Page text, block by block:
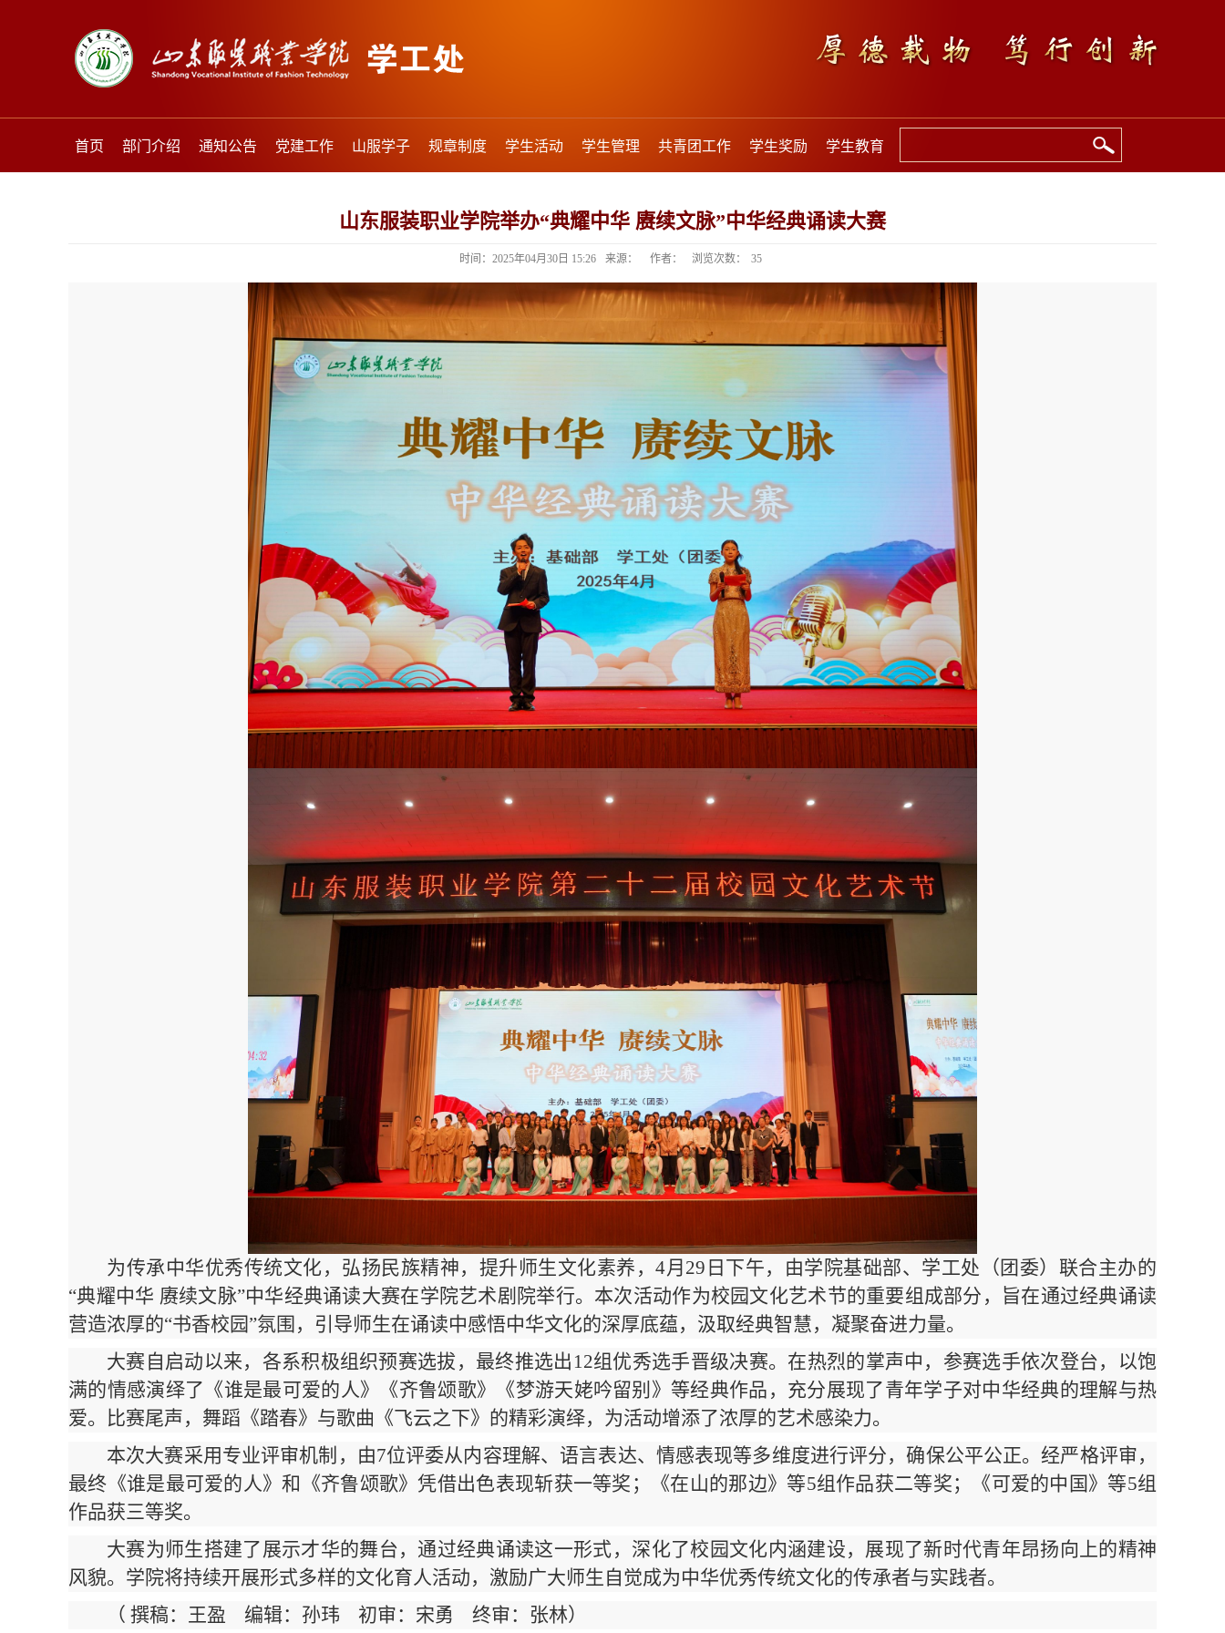
首页 部门介绍 通知公告 党建工作 山服学子 规章制度 学生活动 学生管理 共青团工作 学生奖励 学生教育
山东服装职业学院举办“典耀中华 赓续文脉”中华经典诵读大赛
时间：2025年04月30日 15:26 来源： 作者： 浏览次数： 35
为传承中华优秀传统文化，弘扬民族精神，提升师生文化素养，4月29日下午，由学院基础部、学工处（团委）联合主办的
“典耀中华 赓续文脉”中华经典诵读大赛在学院艺术剧院举行。本次活动作为校园文化艺术节的重要组成部分，旨在通过经典诵读
营造浓厚的“书香校园”氛围，引导师生在诵读中感悟中华文化的深厚底蕴，汲取经典智慧，凝聚奋进力量。
大赛自启动以来，各系积极组织预赛选拔，最终推选出12组优秀选手晋级决赛。在热烈的掌声中，参赛选手依次登台，以饱
满的情感演绎了《谁是最可爱的人》《齐鲁颂歌》《梦游天姥吟留别》等经典作品，充分展现了青年学子对中华经典的理解与热
爱。比赛尾声，舞蹈《踏春》与歌曲《飞云之下》的精彩演绎，为活动增添了浓厚的艺术感染力。
本次大赛采用专业评审机制，由7位评委从内容理解、语言表达、情感表现等多维度进行评分，确保公平公正。经严格评审，
最终《谁是最可爱的人》和《齐鲁颂歌》凭借出色表现斩获一等奖；《在山的那边》等5组作品获二等奖；《可爱的中国》等5组
作品获三等奖。
大赛为师生搭建了展示才华的舞台，通过经典诵读这一形式，深化了校园文化内涵建设，展现了新时代青年昂扬向上的精神
风貌。学院将持续开展形式多样的文化育人活动，激励广大师生自觉成为中华优秀传统文化的传承者与实践者。
（ 撰稿：王盈 编辑：孙玮 初审：宋勇 终审：张林）